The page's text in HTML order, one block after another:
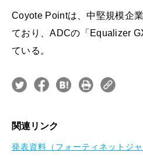
Coyote Pointは、中堅規模企
ており、ADCの「Equalizer
ている。
関連リンク
発表資料（フォーティネットジャ